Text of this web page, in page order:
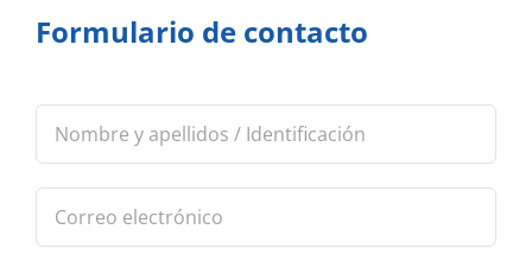
Formulario de contacto